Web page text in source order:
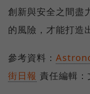
創新與安全之間盡
的風險，才能打造
參考資料：
街日報 責任編輯